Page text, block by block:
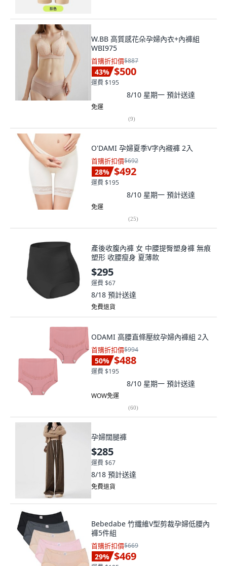
W.BB 高質感花朵孕婦內衣+內褲組
WBI975
首購折扣價$887
43% $500
運費 $195
8/10 星期一 預計送達
免運
(9)
O'DAMI 孕婦夏季V字內襯褲 2入
首購折扣價$692
28% $492
運費 $195
8/10 星期一 預計送達
免運
(25)
產後收腹內褲 女 中腰提臀塑身褲 無痕
塑形 收腰瘦身 夏薄款
$295
運費 $67
8/18 預計送達
免費退貨
ODAMI 高腰直條壓紋孕婦內褲組 2入
首購折扣價$994
50% $488
運費 $195
8/10 星期一 預計送達
WOW免運
(60)
孕婦闊腿褲
$285
運費 $67
8/18 預計送達
免費退貨
Bebedabe 竹纖維V型剪裁孕婦低腰內
褲5件組
首購折扣價$669
29% $469